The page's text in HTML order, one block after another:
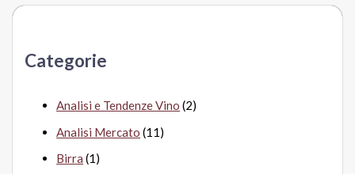
:Categorie
Analisi e Tendenze Vino (2)
Analisi Mercato (11)
Birra (1)